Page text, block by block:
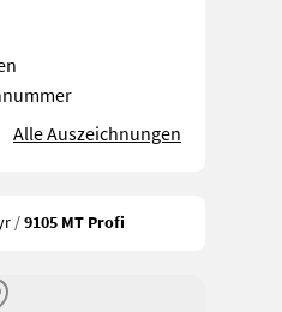
Alle Auszeichnungen
/9105 MT Profi